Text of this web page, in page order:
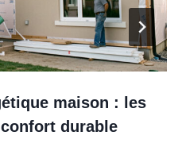
maison : les
durable